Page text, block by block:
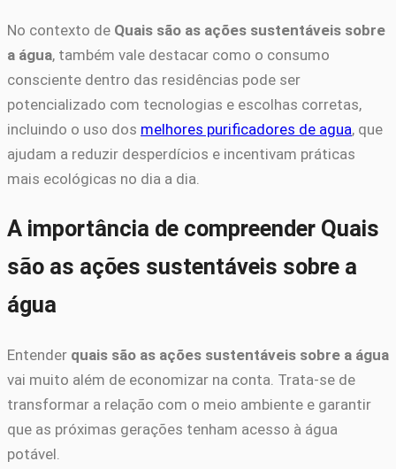
No contexto de Quais são as ações sustentáveis sobre
a água, também vale destacar como o consumo
consciente dentro das residências pode ser
potencializado com tecnologias e escolhas corretas,
incluindo o uso dos melhores purificadores de agua, que
ajudam a reduzir desperdícios e incentivam práticas
mais ecológicas no dia a dia.
A importância de compreender Quais
são as ações sustentáveis sobre a
água
Entender quais são as ações sustentáveis sobre a água
vai muito além de economizar na conta. Trata-se de
transformar a relação com o meio ambiente e garantir
que as próximas gerações tenham acesso à água
potável.